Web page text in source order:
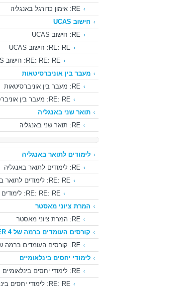
RE: אימון כדורגל באנגליה
חישוב UCAS
RE: חישוב UCAS
RE: RE: חישוב UCAS
RE: RE: RE: חישוב UCAS
מעבר בין אוניברסיטאות
RE: מעבר בין אוניברסיטאות
RE: RE: מעבר בין אוניברסיטאות
תואר שני באנגליה
RE: תואר שני באנגליה
לימודים לתואר באנגליה
RE: לימודים לתואר באנגליה
RE: RE: לימודים לתואר באנגליה
RE: RE: RE: לימודים לתואר באנגליה
המרת ציוני מאסטר
RE: המרת ציוני מאסטר
קורסים העומדים ברמה של TIER 4
RE: קורסים העומדים ברמה של TIER 4
לימודי יחסים בינלאומיים
RE: לימודי יחסים בינלאומיים
RE: RE: לימודי יחסים בינלאומיים